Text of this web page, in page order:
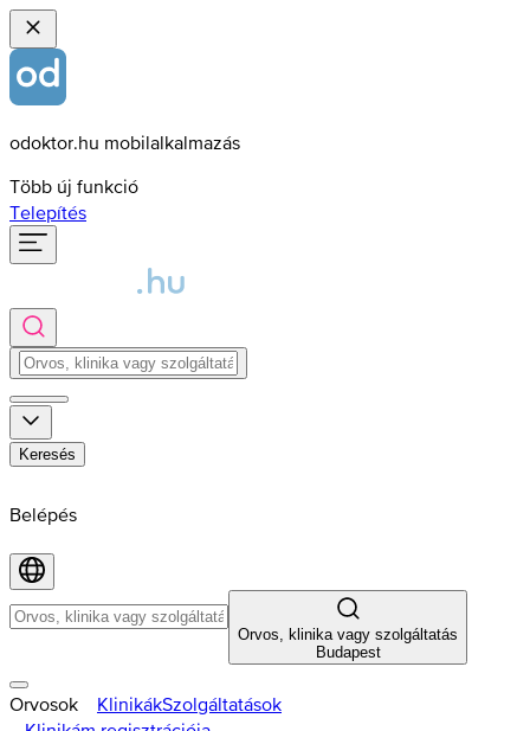
odoktor.hu mobilalkalmazás
Több új funkció
Telepítés
Keresés
Belépés
Orvos, klinika vagy szolgáltatás
Budapest
Orvosok KlinikákSzolgáltatások